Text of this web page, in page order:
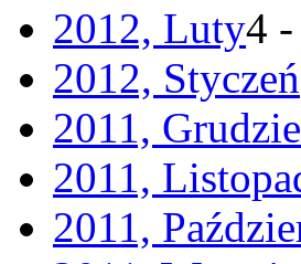
2012, Luty4 -
2012, Styczeń
2011,
2011,
2011,